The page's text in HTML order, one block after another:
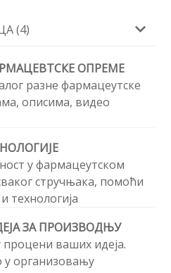
(4)
ОПРЕМЕ
разне фармацеутске
описима, видео
у фармацеутском
стручњака, помоћи
технологија
ЗА ПРОИЗВОДЊУ
ваших идеја.
у организовању